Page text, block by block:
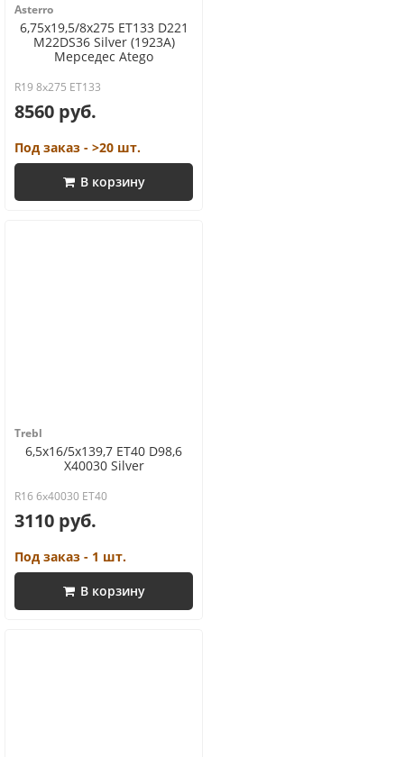
Asterro
6,75x19,5/8x275 ET133 D221
M22DS36 Silver (1923A)
Мерседес Аtego
R19 8x275 ET133
8560 руб.
Под заказ - >20 шт.
В корзину
Trebl
6,5x16/5x139,7 ET40 D98,6
X40030 Silver
R16 6x40030 ET40
3110 руб.
Под заказ - 1 шт.
В корзину